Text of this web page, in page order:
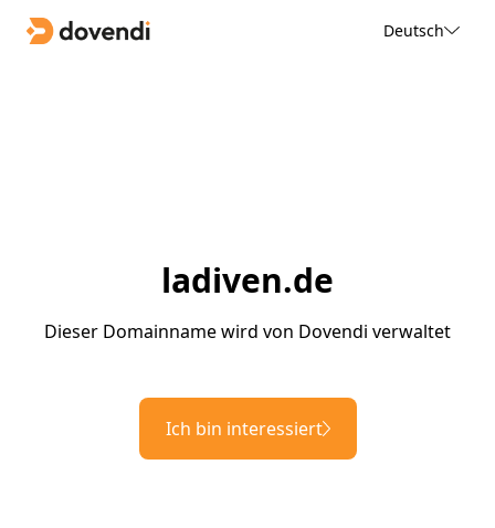
Deutsch
ladiven.de
Dieser Domainname wird von Dovendi verwaltet
Ich bin interessiert